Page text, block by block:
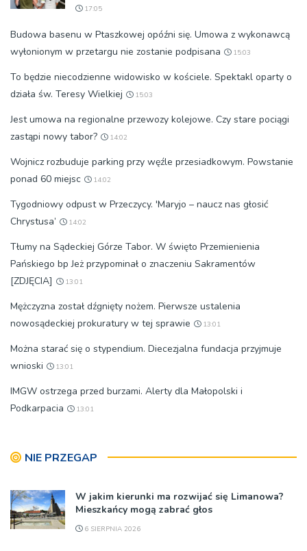
17:05
Budowa basenu w Ptaszkowej opóźni się. Umowa z wykonawcą
wyłonionym w przetargu nie zostanie podpisana
15:03
To będzie niecodzienne widowisko w kościele. Spektakl oparty o
działa św. Teresy Wielkiej
15:03
Jest umowa na regionalne przewozy kolejowe. Czy stare pociągi
zastąpi nowy tabor?
14:02
Wojnicz rozbuduje parking przy węźle przesiadkowym. Powstanie
ponad 60 miejsc
14:02
Tygodniowy odpust w Przeczycy. 'Maryjo – naucz nas głosić
Chrystusa’
14:02
Tłumy na Sądeckiej Górze Tabor. W święto Przemienienia
Pańskiego bp Jeż przypominał o znaczeniu Sakramentów
[ZDJĘCIA]
13:01
Mężczyzna został dźgnięty nożem. Pierwsze ustalenia
nowosądeckiej prokuratury w tej sprawie
13:01
Można starać się o stypendium. Diecezjalna fundacja przyjmuje
wnioski
13:01
IMGW ostrzega przed burzami. Alerty dla Małopolski i
Podkarpacia
13:01
NIE PRZEGAP
W jakim kierunki ma rozwijać się Limanowa?
Mieszkańcy mogą zabrać głos
6 SIERPNIA 2026